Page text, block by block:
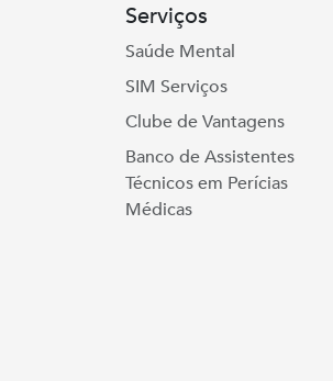
Serviços
Saúde Mental
SIM Serviços
Clube de Vantagens
Banco de Assistentes
Técnicos em Perícias
Médicas